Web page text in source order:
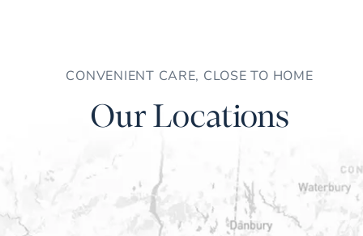
CONVENIENT CARE, CLOSE TO HOME
Our Locations